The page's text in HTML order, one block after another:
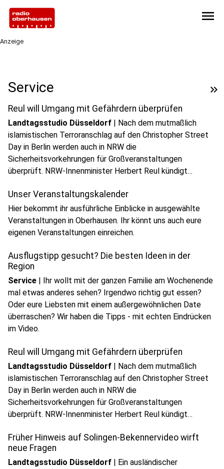
menu
Anzeige
Service keyboard_double_arrow_right
Audio anhören
Reul will Umgang mit Gefährdern überprüfen
Landtagsstudio Düsseldorf | Nach dem mutmaßlich
islamistischen Terroranschlag auf den Christopher Street
Day in Berlin werden auch in NRW die
Sicherheitsvorkehrungen für Großveranstaltungen
überprüft. NRW-Innenminister Herbert Reul kündigt
Gefährdern sachlich zu führen und mögliche Konsequenzen
zu prüfen.
Unser Veranstaltungskalender
Hier bekommt ihr ausführliche Einblicke in ausgewählte
Veranstaltungen in Oberhausen. Ihr könnt uns auch eure
eigenen Veranstaltungen einreichen.
Ausflugstipp gesucht? Die besten Ideen in der
Region
Service | Ihr wollt mit der ganzen Familie am Wochenende
mal etwas anderes sehen? Irgendwo richtig gut essen?
Oder eure Liebsten mit einem außergewöhnlichen Date
überraschen? Wir haben die Tipps - mit echten Eindrücken
im Video.
Reul will Umgang mit Gefährdern überprüfen
Landtagsstudio Düsseldorf | Nach dem mutmaßlich
islamistischen Terroranschlag auf den Christopher Street
Day in Berlin werden auch in NRW die
Sicherheitsvorkehrungen für Großveranstaltungen
überprüft. NRW-Innenminister Herbert Reul kündigt
Gefährdern sachlich zu führen und mögliche Konsequenzen
zu prüfen.
play_circleAudio anhören
Früher Hinweis auf Solingen-Bekennervideo wirft
neue Fragen
Landtagsstudio Düsseldorf | Ein ausländischer